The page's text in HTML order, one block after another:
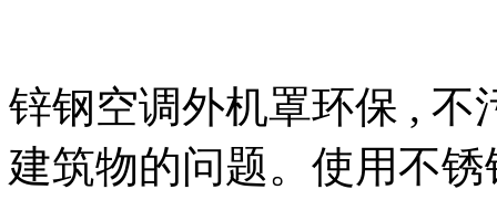
锌钢空调外机罩环保 , 不
建筑物的问题。使用不